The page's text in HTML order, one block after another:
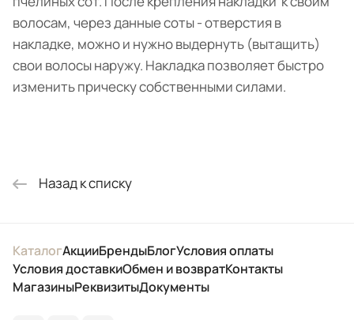
волосам, через данные соты - отверстия в
накладке, можно и нужно выдернуть (вытащить)
свои волосы наружу. Накладка позволяет быстро
изменить прическу собственными силами.
Назад к списку
КаталогАкцииБрендыБлогУсловия оплаты
Условия доставкиОбмен и возвратКонтакты
МагазиныРеквизитыДокументы